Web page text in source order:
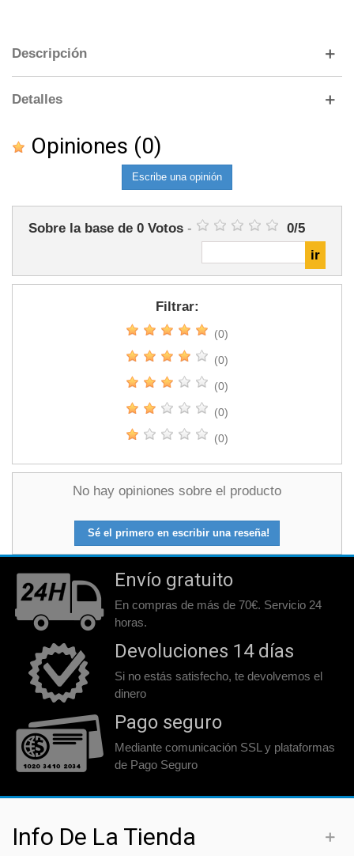
Descripción
Detalles
Opiniones (0)
Escribe una opinión
Sobre la base de 0 Votos - 0/5
Filtrar:
(0)
(0)
(0)
(0)
(0)
No hay opiniones sobre el producto
Sé el primero en escribir una reseña!
Envío gratuito
En compras de más de 70€. Servicio 24
horas.
Devoluciones 14 días
Si no estás satisfecho, te devolvemos el
dinero
Pago seguro
Mediante comunicación SSL y plataformas
de Pago Seguro
Info De La Tienda